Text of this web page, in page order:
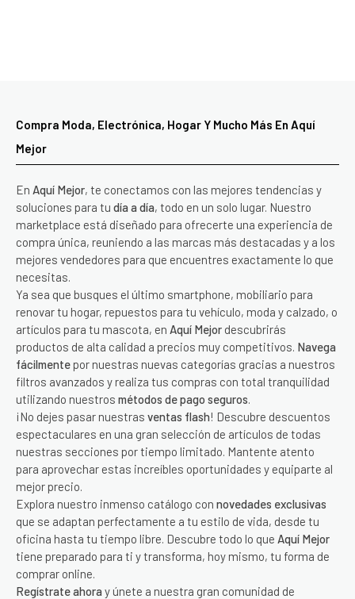
Compra Moda, Electrónica, Hogar Y Mucho Más En Aquí
Mejor
En Aquí Mejor, te conectamos con las mejores tendencias y
soluciones para tu día a día, todo en un solo lugar. Nuestro
marketplace está diseñado para ofrecerte una experiencia de
compra única, reuniendo a las marcas más destacadas y a los
mejores vendedores para que encuentres exactamente lo que
necesitas.
Ya sea que busques el último smartphone, mobiliario para
renovar tu hogar, repuestos para tu vehículo, moda y calzado, o
artículos para tu mascota, en Aquí Mejor descubrirás
productos de alta calidad a precios muy competitivos. Navega
fácilmente por nuestras nuevas categorías gracias a nuestros
filtros avanzados y realiza tus compras con total tranquilidad
utilizando nuestros métodos de pago seguros.
¡No dejes pasar nuestras ventas flash! Descubre descuentos
espectaculares en una gran selección de artículos de todas
nuestras secciones por tiempo limitado. Mantente atento
para aprovechar estas increíbles oportunidades y equiparte al
mejor precio.
Explora nuestro inmenso catálogo con novedades exclusivas
que se adaptan perfectamente a tu estilo de vida, desde tu
oficina hasta tu tiempo libre. Descubre todo lo que Aquí Mejor
tiene preparado para ti y transforma, hoy mismo, tu forma de
comprar online.
Regístrate ahora y únete a nuestra gran comunidad de